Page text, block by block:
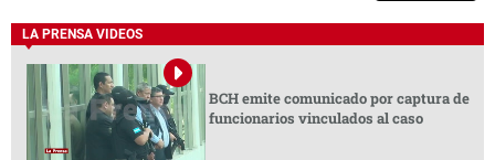
LA PRENSA VIDEOS
BCH emite comunicado por captura de
funcionarios vinculados al caso